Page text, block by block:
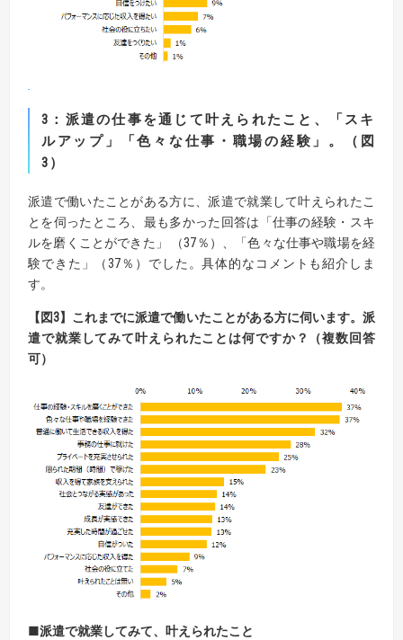
3 ：派遣の仕事を通じて叶えられたこと、「スキ
ルアップ」「色々な仕事・職場の経験」。（図
3 ）
派遣で働いたことがある方に、派遣で就業して叶えられたこ
とを伺ったところ、最も多かった回答は「仕事の経験・スキ
ルを磨くことができた」 （37％）、「色々な仕事や職場を経
験できた」（37％）でした。具体的なコメントも紹介しま
す。
【 図3】 これまでに派遣で働いたことがある方に伺います。派
遣で就業してみて叶えられたことは何ですか？（複数回答
可）
■派遣で就業してみて、 叶えられたこと